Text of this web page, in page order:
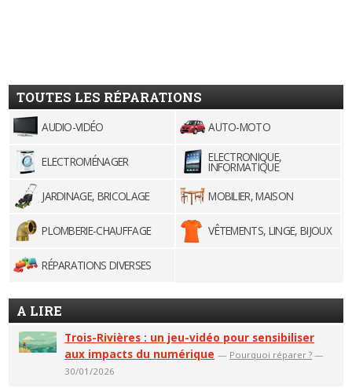
TOUTES LES RÉPARATIONS
AUDIO-VIDÉO AUTO-MOTO
ELECTROMÉNAGER ELECTRONIQUE,
INFORMATIQUE
JARDINAGE, BRICOLAGE
MOBILIER, MAISON
PLOMBERIE-CHAUFFAGE VÊTEMENTS, LINGE, BIJOUX
RÉPARATIONS DIVERSES
A LIRE
Trois-Rivières : un jeu-vidéo pour sensibiliser
aux impacts du numérique — Pourquoi réparer ? —
30/01/2026